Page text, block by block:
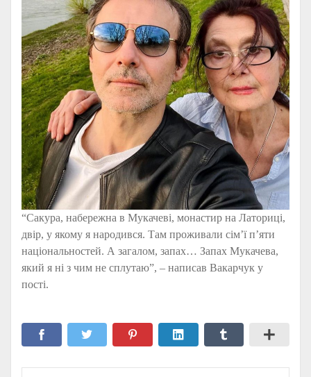
“Сакура, набережна в Мукачеві, монастир на Латориці,
двір, у якому я народився. Там проживали сім’ї п’яти
національностей. А загалом, запах… Запах Мукачева,
який я ні з чим не сплутаю”, – написав Вакарчук у
пості.